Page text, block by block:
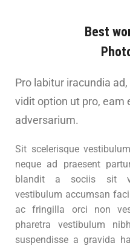
Best
Pro labitur iracundia
vidit option ut pro, eam
adversarium.
Sit scelerisque
neque ad praesent
blandit a sociis sit
vestibulum accumsan
ac fringilla orci non
pharetra vestibulum
suspendisse a gravida